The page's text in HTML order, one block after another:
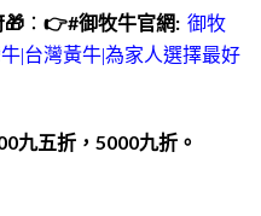
🎁 ： 👉#御牧牛官網: 御牧
|台灣黃牛|為家人選擇最好
九五折，5000九折。